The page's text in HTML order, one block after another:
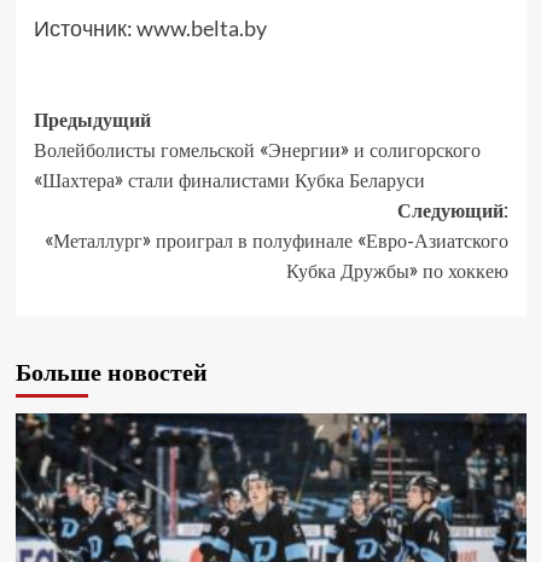
Источник:www.belta.by
Предыдущий
Волейболисты гомельской «Энергии» и солигорского
«Шахтера» стали финалистами Кубка Беларуси
Следующий:
«Металлург» проиграл в полуфинале «Евро-Азиатского
Кубка Дружбы» по хоккею
Больше новостей